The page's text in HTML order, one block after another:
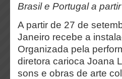
Brasil e Portugal a
A partir de 27 de
Janeiro recebe a
Organizada pela
diretora carioca Joana
sons e obras de arte